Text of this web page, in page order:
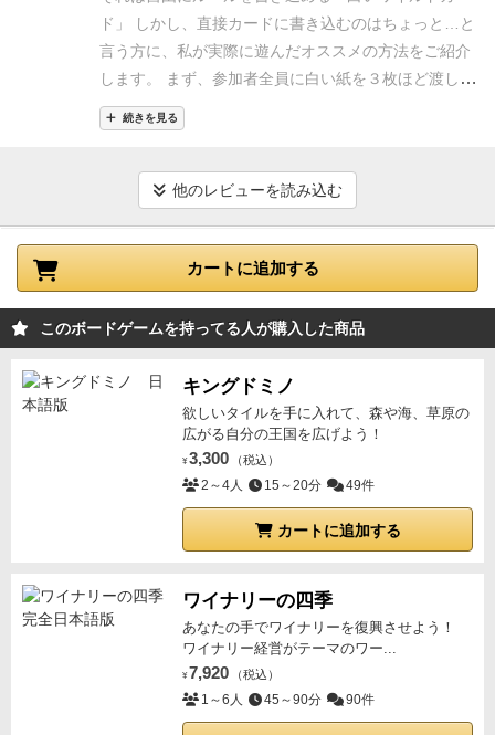
ら、新鮮な気持ちでプレイできるんではないでしょう
か。
45周年と言うことで、新しいルールを作れるカー
ドも入った商品も発売されましたし、UNOの教科書な
んてのも発売されてるそうですよー。
ド」
しかし、直接カードに書き込むのはちょっと…と
言う方に、私が実際に遊んだオススメの方法をご紹介
します。
まず、参加者全員に白い紙を３枚ほど渡しま
す。そして、それに自由にルールを書き込んでもらい
ます。それを、袋か何かに入れて「白いワイルドカー
と、このようすれば、何度でも白いワイルドカー
盛りあがること間違いなしです！実際、私のやった回
では「スクワット１０回する」や「ハズレ！残念！」
かれている）」など 全くゲームに関係ないものが含ま
続きを見る
他のレビューを読み込む
カートに追加する
このボードゲームを持ってる人が購入した商品
キングドミノ
欲しいタイルを手に入れて、森や海、草原の
広がる自分の王国を広げよう！
¥ 3,300 （税込）
2～4人 15～20分 49件
カートに追加する
ワイナリーの四季
あなたの手でワイナリーを復興させよう！
ワイナリー経営がテーマのワー...
¥ 7,920 （税込）
1～6人 45～90分 90件